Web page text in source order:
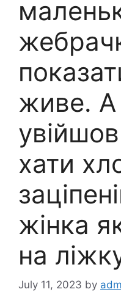
живе. А
хати
жінка
на
July 11, 2023 by